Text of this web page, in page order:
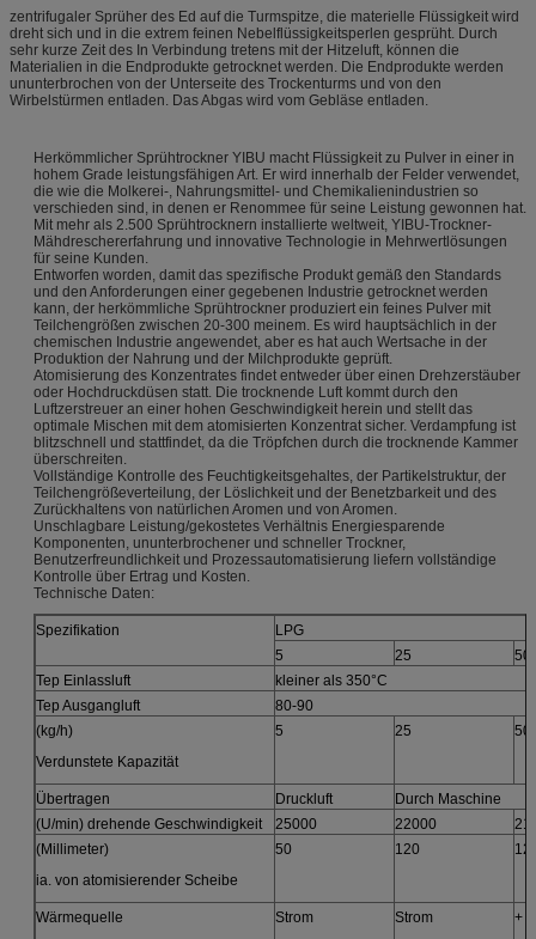
zentrifugaler Sprüher des Ed auf die Turmspitze, die materielle Flüssigkeit wird
dreht sich und in die extrem feinen Nebelflüssigkeitsperlen gesprüht. Durch
sehr kurze Zeit des In Verbindung tretens mit der Hitzeluft, können die
Materialien in die Endprodukte getrocknet werden. Die Endprodukte werden
ununterbrochen von der Unterseite des Trockenturms und von den
Wirbelstürmen entladen. Das Abgas wird vom Gebläse entladen.
Herkömmlicher Sprühtrockner YIBU macht Flüssigkeit zu Pulver in einer in
hohem Grade leistungsfähigen Art. Er wird innerhalb der Felder verwendet,
die wie die Molkerei-, Nahrungsmittel- und Chemikalienindustrien so
verschieden sind, in denen er Renommee für seine Leistung gewonnen hat.
Mit mehr als 2.500 Sprühtrocknern installierte weltweit, YIBU-Trockner-
Mähdreschererfahrung und innovative Technologie in Mehrwertlösungen
für seine Kunden.
Entworfen worden, damit das spezifische Produkt gemäß den Standards
und den Anforderungen einer gegebenen Industrie getrocknet werden
kann, der herkömmliche Sprühtrockner produziert ein feines Pulver mit
Teilchengrößen zwischen 20-300 meinem. Es wird hauptsächlich in der
chemischen Industrie angewendet, aber es hat auch Wertsache in der
Produktion der Nahrung und der Milchprodukte geprüft.
Atomisierung des Konzentrates findet entweder über einen Drehzerstäuber
oder Hochdruckdüsen statt. Die trocknende Luft kommt durch den
Luftzerstreuer an einer hohen Geschwindigkeit herein und stellt das
optimale Mischen mit dem atomisierten Konzentrat sicher. Verdampfung ist
blitzschnell und stattfindet, da die Tröpfchen durch die trocknende Kammer
überschreiten.
Vollständige Kontrolle des Feuchtigkeitsgehaltes, der Partikelstruktur, der
Teilchengrößeverteilung, der Löslichkeit und der Benetzbarkeit und des
Zurückhaltens von natürlichen Aromen und von Aromen.
Unschlagbare Leistung/gekostetes Verhältnis Energiesparende
Komponenten, ununterbrochener und schneller Trockner,
Benutzerfreundlichkeit und Prozessautomatisierung liefern vollständige
Kontrolle über Ertrag und Kosten.
Technische Daten:
Spezifikation
LPG
5
25
50
Tep Einlassluft
kleiner als 350°C
Tep Ausgangluft
80-90
(kg/h)
Verdunstete Kapazität
5 25 50
Übertragen Druckluft
Durch Maschine
(U/min) drehende Geschwindigkeit
25000 22000
(Millimeter)
ia. von atomisierender Scheibe
50 120
Wärmequelle Strom Strom
+